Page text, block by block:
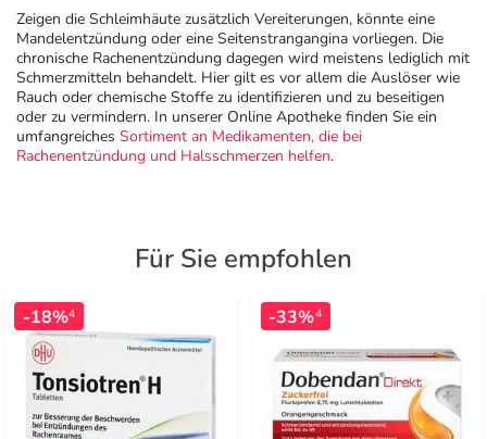
Zeigen die Schleimhäute zusätzlich Vereiterungen, könnte eine
Mandelentzündung oder eine Seitenstrangangina vorliegen. Die
chronische Rachenentzündung dagegen wird meistens lediglich mit
Schmerzmitteln behandelt. Hier gilt es vor allem die Auslöser wie
Rauch oder chemische Stoffe zu identifizieren und zu beseitigen
oder zu vermindern. In unserer Online Apotheke finden Sie ein
umfangreiches Sortiment an Medikamenten, die bei
Rachenentzündung und Halsschmerzen helfen.
Für Sie empfohlen
-18%4 -33%4